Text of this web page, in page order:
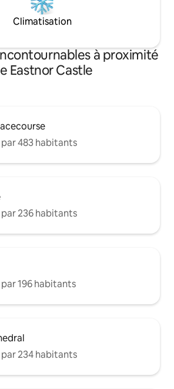
Climatisation
à proximité
Eastnor Castle
483 habitants
236 habitants
196 habitants
234 habitants